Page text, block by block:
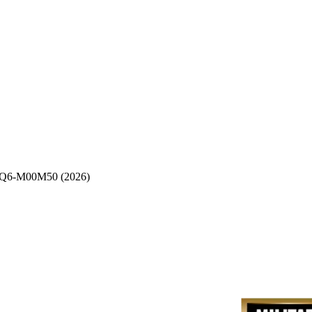
M00M50 (2026)